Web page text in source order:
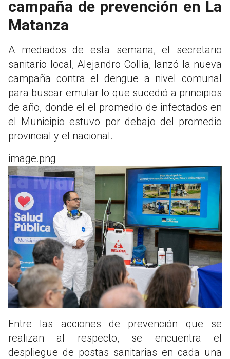
campaña de prevención en La
Matanza
A mediados de esta semana, el secretario
sanitario local, Alejandro Collia, lanzó la nueva
campaña contra el dengue a nivel comunal
para buscar emular lo que sucedió a principios
de año, donde el el promedio de infectados en
el Municipio estuvo por debajo del promedio
provincial y el nacional.
image.png
Entre las acciones de prevención que se
realizan al respecto, se encuentra el
despliegue de postas sanitarias en cada una